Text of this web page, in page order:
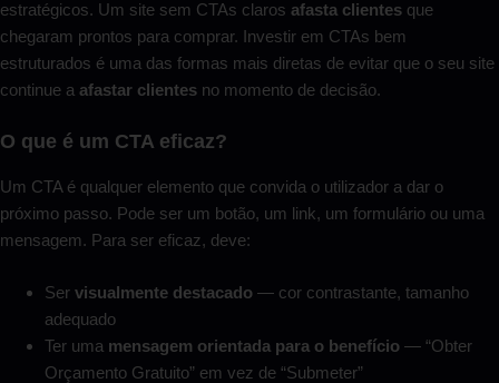
estratégicos. Um site sem CTAs claros afasta clientes que
chegaram prontos para comprar. Investir em CTAs bem
estruturados é uma das formas mais diretas de evitar que o seu site
continue a afastar clientes no momento de decisão.
O que é um CTA eficaz?
Um CTA é qualquer elemento que convida o utilizador a dar o
próximo passo. Pode ser um botão, um link, um formulário ou uma
mensagem. Para ser eficaz, deve:
Ser visualmente destacado — cor contrastante, tamanho
adequado
Ter uma mensagem orientada para o benefício — “Obter
Orçamento Gratuito” em vez de “Submeter”